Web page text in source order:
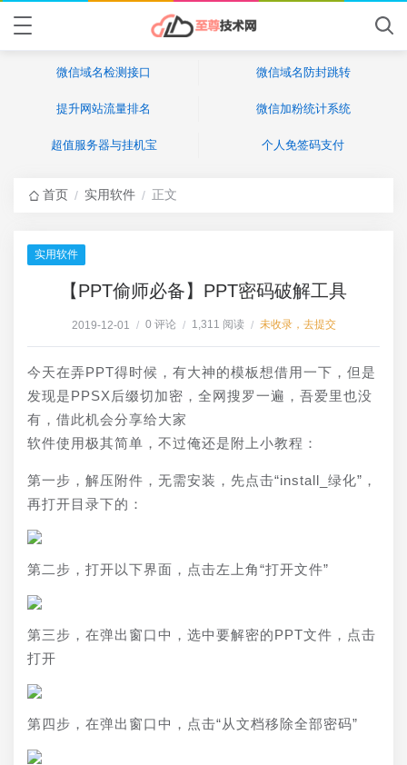
微信域名检测接口 微信域名防封跳转
提升网站流量排名 微信加粉统计系统
超值服务器与挂机宝 个人免签码支付
首页 / 实用软件 / 正文
实用软件
【PPT偷师必备】PPT密码破解工具
2019-12-01 / 0 评论 / 1,311 阅读 / 未收录，去提交
今天在弄PPT得时候，有大神的模板想借用一下，但是
发现是PPSX后缀切加密，全网搜罗一遍，吾爱里也没
有，借此机会分享给大家
软件使用极其简单，不过俺还是附上小教程：
第一步，解压附件，无需安装，先点击“install_绿化”，
再打开目录下的：
第二步，打开以下界面，点击左上角“打开文件”
第三步，在弹出窗口中，选中要解密的PPT文件，点击
打开
第四步，在弹出窗口中，点击“从文档移除全部密码”